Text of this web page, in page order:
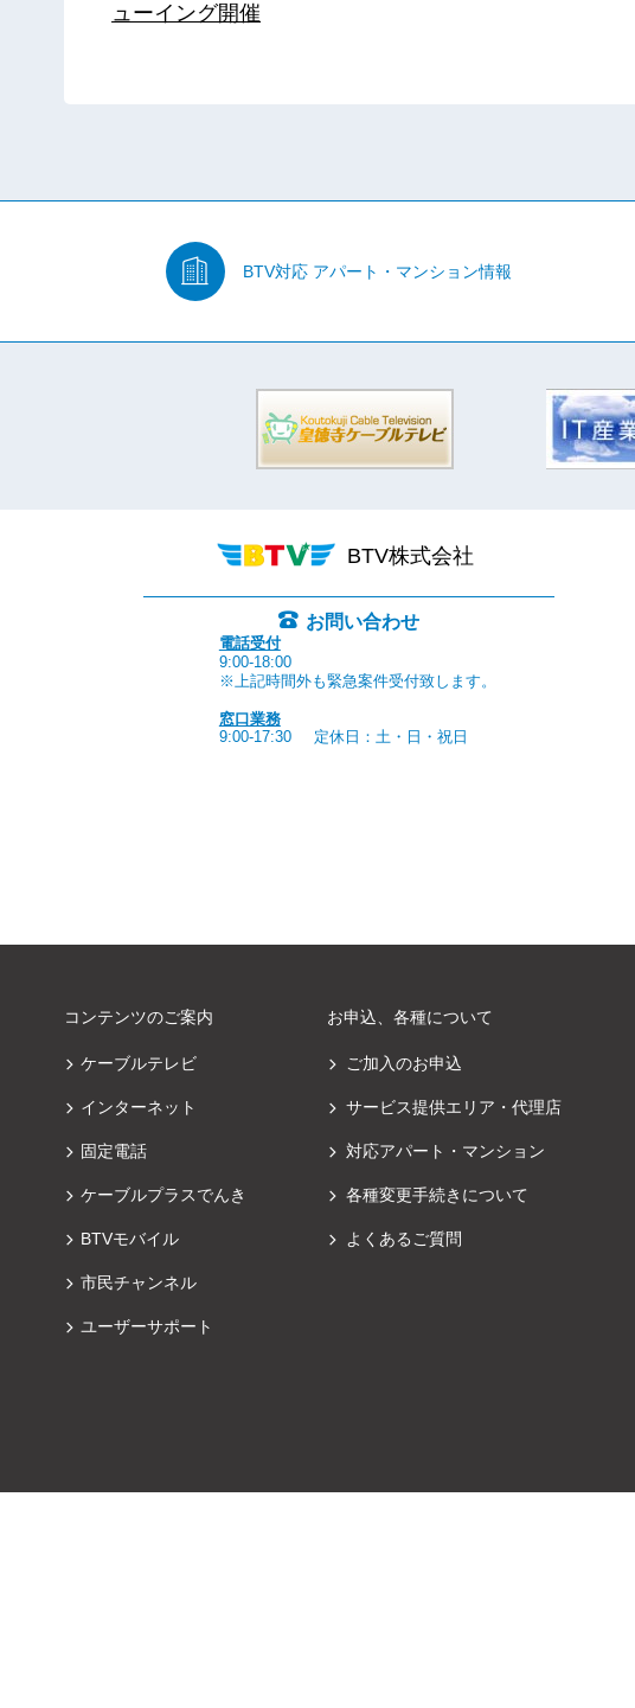
ューイング開催
BTV対応 アパート・マンション情報
BTV株式会社
お問い合わせ
電話受付
9:00-18:00
※上記時間外も緊急案件受付致します。
窓口業務
9:00-17:30
定休日：土・日・祝日
コンテンツのご案内
ケーブルテレビ
インターネット
固定電話
ケーブルプラスでんき
BTVモバイル
市民チャンネル
ユーザーサポート
お申込、各種について
ご加入のお申込
サービス提供エリア・代理店
対応アパート・マンション
各種変更手続きについて
よくあるご質問